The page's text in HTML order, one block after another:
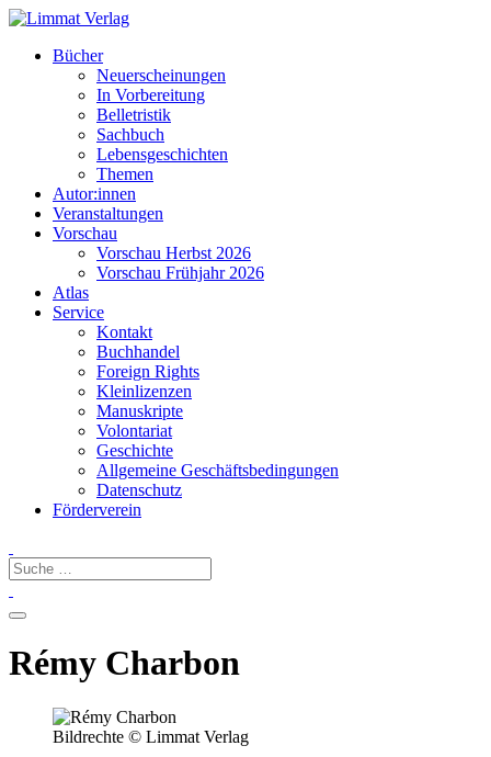
Bücher
Neuerscheinungen
In Vorbereitung
Belletristik
Sachbuch
Lebensgeschichten
Themen
Autor:innen
Veranstaltungen
Vorschau
Vorschau Herbst 2026
Vorschau Frühjahr 2026
Atlas
Service
Kontakt
Buchhandel
Foreign Rights
Kleinlizenzen
Manuskripte
Volontariat
Geschichte
Allgemeine Geschäftsbedingungen
Datenschutz
Förderverein
Rémy Charbon
Bildrechte © Limmat Verlag